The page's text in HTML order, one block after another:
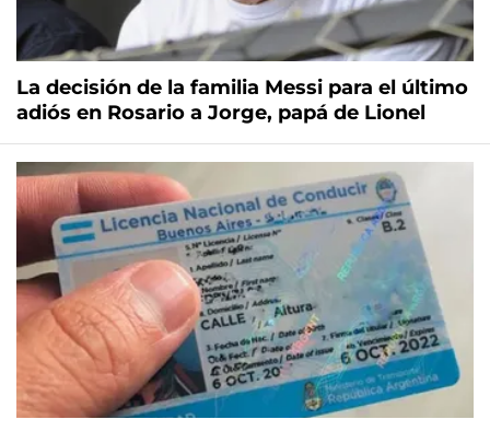
La decisión de la familia Messi para el último
adiós en Rosario a Jorge, papá de Lionel